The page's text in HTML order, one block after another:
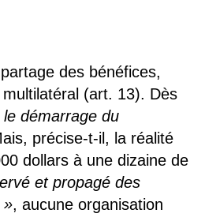
des bénéfices,
(art. 13). Dès
démarrage du
précise-t-il, la réalité
dollars à une dizaine de
et propagé des
», aucune organisation